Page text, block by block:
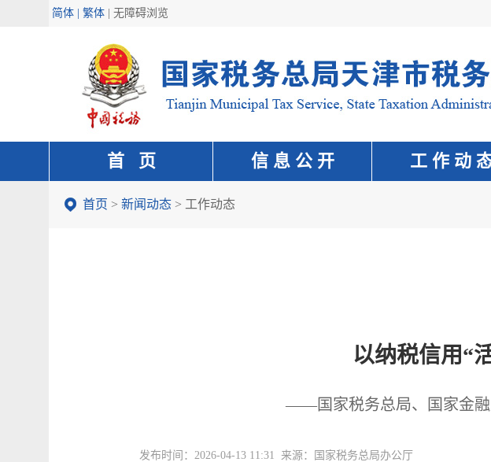
简体 | 繁体 无障碍浏览
首 页 信 息 公 开 工 作 动
首页 > 新闻动态 > 工作动态
以纳税信用“
——国家税务总局、国家金融
发布时间：2026-04-13 11:31 来源：国家税务总局办公厅